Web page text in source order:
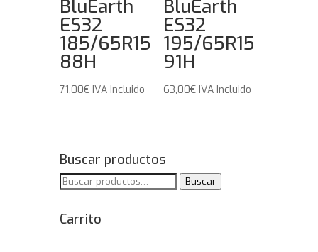
BluEarth
ES32
185/65R15
88H
71,00€ IVA Incluido
BluEarth
ES32
195/65R15
91H
63,00€ IVA Incluido
Buscar productos
Buscar
Buscar
Carrito